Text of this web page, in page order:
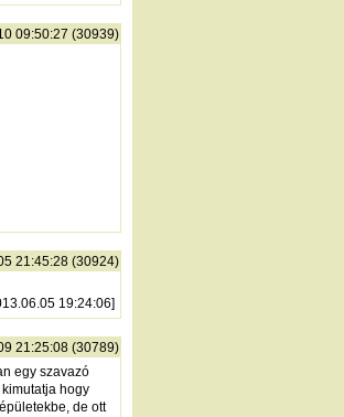
09:50:27 (30939)
21:45:28 (30924)
19:24:06]
21:25:08 (30789)
egy szavazó
hogy
de ott